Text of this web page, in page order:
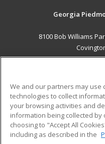
Georgia
8100 Bob Williams
Military
Financial Assistance
Help
We and our partners may use
technologies to collect
your browsing activities and
information being collected
choosing to "Accept All
including as described in the